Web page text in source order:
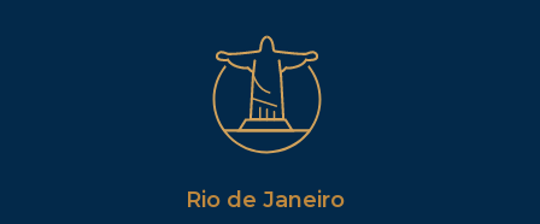
Rio de Janeiro